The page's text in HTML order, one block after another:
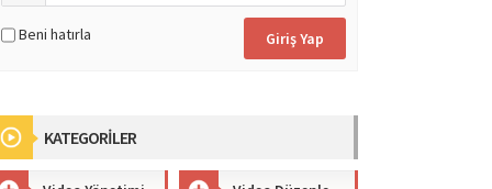
Beni hatırla
KATEGORİLER